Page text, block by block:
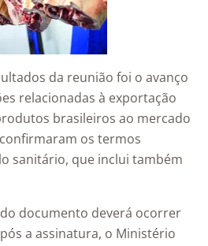
da reunião foi o avanço
relacionadas à exportação
brasileiros ao mercado
os termos
sanitário, que inclui também
documento deverá ocorrer
a assinatura, o Ministério